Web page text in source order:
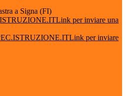
a Signa (FI)
Link per inviare una
Link per inviare